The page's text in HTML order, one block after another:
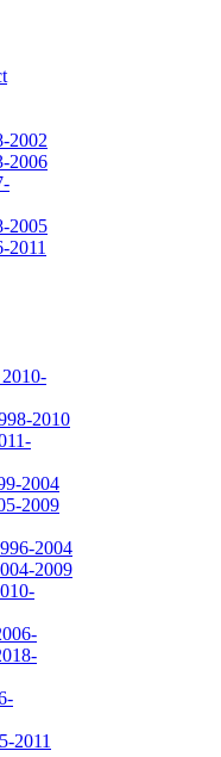
2002
2006
2005
2011
2010
2004
2009
2004
2009
2011